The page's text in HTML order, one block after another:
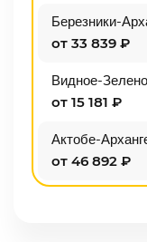
Березники-
от 33 839 ₽
Видное-
от 15 181 ₽
Актобе-
от 46 892 ₽